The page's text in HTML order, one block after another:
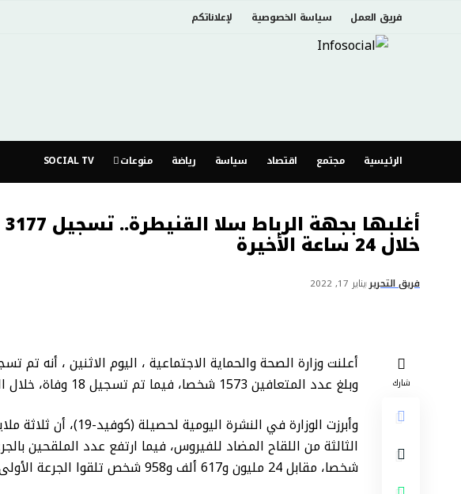
فريق العمل سياسة الخصوصية لإعلاناتكم
الرئيسية مجتمع اقتصاد سياسة رياضة منوعات SOCIAL TV
خلال 24 ساعة الأخيرة
فريق التحرير يناير 17, 2022
شارك
وبلغ عدد المتعافين 1573 شخصا، فيما تم تسجيل 18 وفاة، خلال الـ24 ساعة الماضية.
شخصا، مقابل 24 مليون و617 ألف و958 شخص تلقوا الجرعة الأولى.